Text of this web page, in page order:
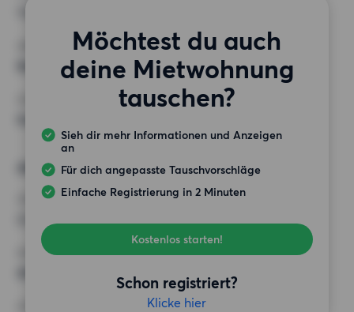
Möchtest du auch
deine Mietwohnung
tauschen?
Sieh dir mehr Informationen und Anzeigen
an
Für dich angepasste Tauschvorschläge
Einfache Registrierung in 2 Minuten
Kostenlos starten!
Schon registriert?
Klicke hier
ANFORDERUNGEN
Balkon,
SONSTIGE PRÄFERENZEN
Alternative Wünsche
ZIMMER
MINDESTANZAHL AN QUADRATMETERN